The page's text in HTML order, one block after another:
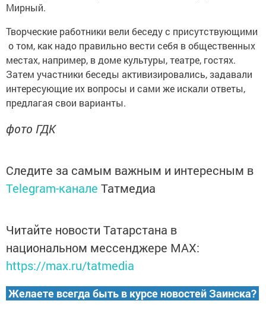
Мирный.
Творческие работники вели беседу с присутствующими
о том, как надо правильно вести себя в общественных
местах, например, в доме культуры, театре, гостях.
Затем участники беседы активизировались, задавали
интересующие их вопросы и сами же искали ответы,
предлагая свои варианты.
фото ГДК
Следите за самым важным и интересным в
Telegram-канале Татмедиа
Читайте новости Татарстана в
национальном мессенджере MАХ:
https://max.ru/tatmedia
Желаете всегда быть в курсе новостей Заинска?